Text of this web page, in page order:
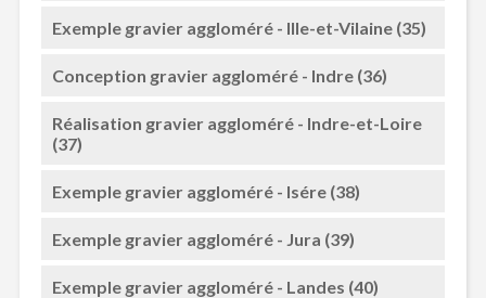
Exemple gravier aggloméré - Ille-et-Vilaine (35)
Conception gravier aggloméré - Indre (36)
Réalisation gravier aggloméré - Indre-et-Loire
(37)
Exemple gravier aggloméré - Isére (38)
Exemple gravier aggloméré - Jura (39)
Exemple gravier aggloméré - Landes (40)